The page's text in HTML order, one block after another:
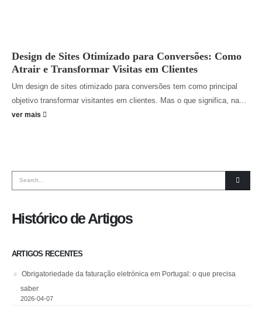
Design de Sites Otimizado para Conversões: Como
Atrair e Transformar Visitas em Clientes
Um design de sites otimizado para conversões tem como principal
objetivo transformar visitantes em clientes. Mas o que significa, na...
ver mais
Histórico de Artigos
ARTIGOS RECENTES
Obrigatoriedade da faturação eletrónica em Portugal: o que precisa
saber
2026-04-07